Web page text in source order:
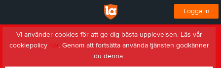
Logga in
Vi använder cookies för att ge dig bästa upplevelsen. Läs vår
cookiepolicy här. Genom att fortsätta använda tjänsten godkänner
du denna.